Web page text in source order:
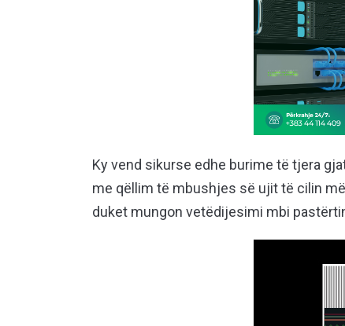
Ky vend sikurse edhe burime të tjera
me qëllim të mbushjes së ujit të cilin
duket mungon vetëdijesimi mbi